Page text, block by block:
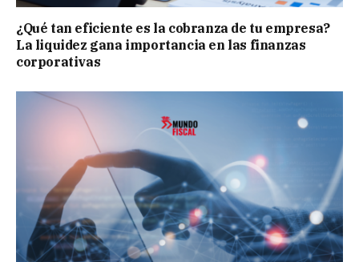
¿Qué tan eficiente es la cobranza de tu empresa?
La liquidez gana importancia en las finanzas
corporativas